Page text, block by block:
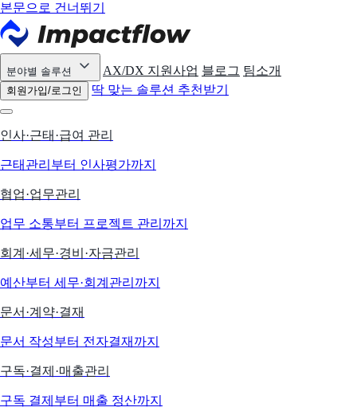
본문으로 건너뛰기
분야별 솔루션 AX/DX 지원사업 블로그 팀소개
회원가입/로그인 딱 맞는 솔루션 추천받기
인사·근태·급여 관리
근태관리부터 인사평가까지
협업·업무관리
업무 소통부터 프로젝트 관리까지
회계·세무·경비·자금관리
예산부터 세무·회계관리까지
문서·계약·결재
문서 작성부터 전자결재까지
구독·결제·매출관리
구독 결제부터 매출 정산까지